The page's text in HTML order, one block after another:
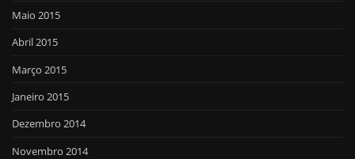
Maio 2015
Abril 2015
Março 2015
Janeiro 2015
Dezembro 2014
Novembro 2014